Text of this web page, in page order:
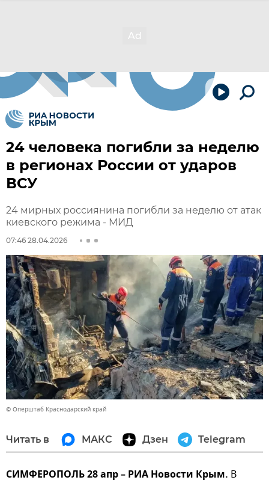
24 человека погибли за неделю
в регионах России от ударов
ВСУ
24 мирных россиянина погибли за неделю от атак
киевского режима - МИД
07:46 28.04.2026
© Оперштаб Краснодарский край
Читать в МАКС Дзен Telegram
СИМФЕРОПОЛЬ 28 апр – РИА Новости Крым. В